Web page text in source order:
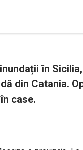
în
din Catania.
case.